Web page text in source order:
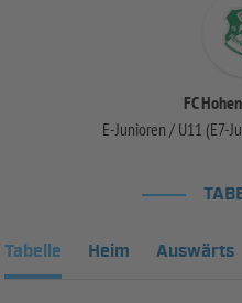
FC
E-Junioren / U11 (E7-
Tabelle Heim Auswärts